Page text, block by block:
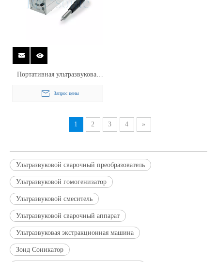
Портативная ультразвуковая
олова 20 кГц для оловянного
SN на AL промышленное
Запрос цены
1 2 3 4 »
Ультразвуковой сварочный преобразователь
Ультразвуковой гомогенизатор
Ультразвуковой смеситель
Ультразвуковой сварочный аппарат
Ультразвуковая экстракционная машина
Зонд Соникатор